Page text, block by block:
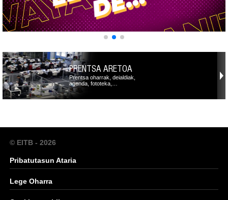
PRENTSA ARETOA
Prentsa oharrak, deialdiak,
agenda, fototeka,…
© EITB - 2026
Pribatutasun Ataria
Lege Oharra